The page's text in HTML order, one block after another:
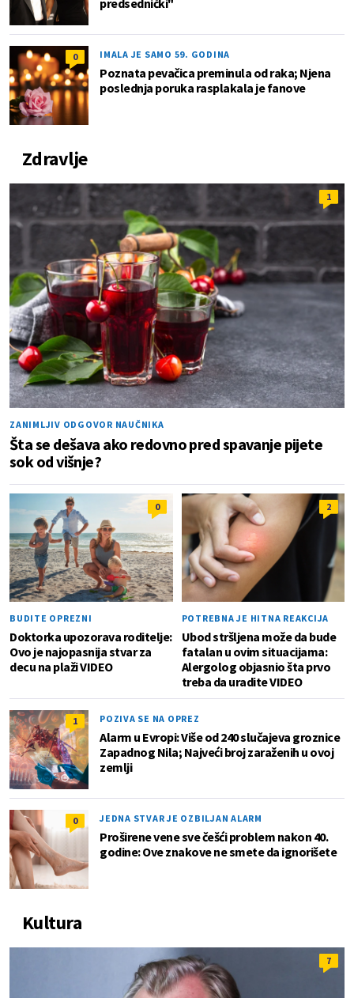
predsednički"
0 IMALA JE SAMO 59. GODINA
Poznata pevačica preminula od raka; Njena
poslednja poruka rasplakala je fanove
Zdravlje
1
ZANIMLJIV ODGOVOR NAUČNIKA
Šta se dešava ako redovno pred spavanje pijete
sok od višnje?
0
BUDITE OPREZNI
Doktorka upozorava roditelje:
Ovo je najopasnija stvar za
decu na plaži VIDEO
2
POTREBNA JE HITNA REAKCIJA
Ubod stršljena može da bude
fatalan u ovim situacijama:
Alergolog objasnio šta prvo
treba da uradite VIDEO
1 POZIVA SE NA OPREZ
Alarm u Evropi: Više od 240 slučajeva groznice
Zapadnog Nila; Najveći broj zaraženih u ovoj
zemlji
0 JEDNA STVAR JE OZBILJAN ALARM
Proširene vene sve češći problem nakon 40.
godine: Ove znakove ne smete da ignorišete
Kultura
7